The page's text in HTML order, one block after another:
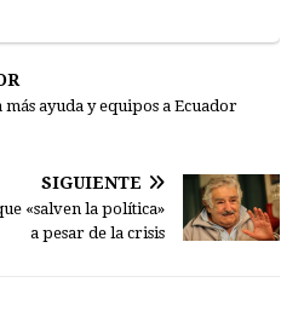
ayuda y equipos a Ecuador
SIGUIENTE
«salven la política»
a pesar de la crisis